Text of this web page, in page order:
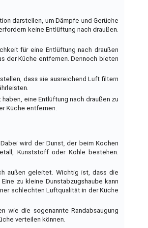
darstellen, um Dämpfe und Gerüche
keine Entlüftung nach draußen.
für eine Entlüftung nach draußen
der Küche entfernen. Dennoch bieten
dass sie ausreichend Luft filtern
eine Entlüftung nach draußen zu
Küche entfernen.
wird der Dunst, der beim Kochen
Kunststoff oder Kohle bestehen.
außen geleitet. Wichtig ist, dass die
zu kleine Dunstabzugshaube kann
schlechten Luftqualität in der Küche
wie die sogenannte Randabsaugung
verteilen können.